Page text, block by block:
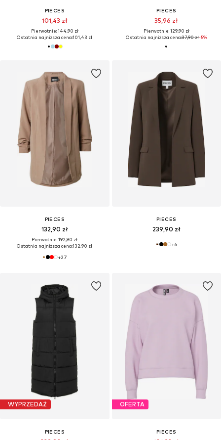
PIECES
101,43 zł
Pierwotnie: 144,90 zł
Ostatnia najniższa cena:101,43 zł
PIECES
35,96 zł
Pierwotnie: 129,90 zł
Ostatnia najniższa cena:37,90 zł-5%
PIECES
132,90 zł
Pierwotnie: 192,90 zł
Ostatnia najniższa cena:132,90 zł
+27
PIECES
239,90 zł
+6
WYPRZEDAŻ
PIECES
OFERTA
PIECES